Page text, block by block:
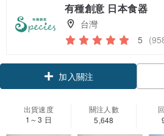
有種創意 日本食器
台灣
5
加入關注
出貨速度
1～3 日
關注人數
5,648